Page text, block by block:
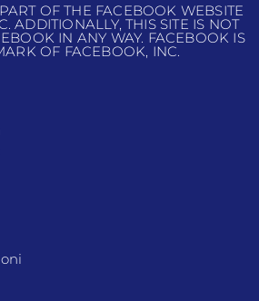
OF THE FACEBOOK WEBSITE
ADDITIONALLY, THIS SITE IS NOT
IN ANY WAY. FACEBOOK IS
OF FACEBOOK, INC.